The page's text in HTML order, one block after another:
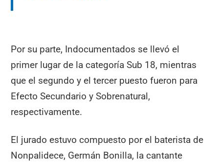
Por su parte, Indocumentados se llevó el
primer lugar de la categoría Sub 18, mientras
que el segundo y el tercer puesto fueron para
Efecto Secundario y Sobrenatural,
respectivamente.
El jurado estuvo compuesto por el baterista de
Nonpalidece, Germán Bonilla, la cantante